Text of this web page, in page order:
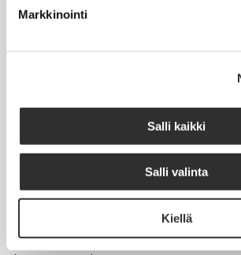
Markkinointi
Salli kaikki
Salli valinta
Kiellä
Työttömyys ja lomautukset
Kesätyöntekijän työehdot ja palkkaus
EDUNVALVONTA